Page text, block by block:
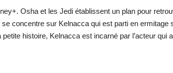
Osha et les Jedi établissent un plan pour
concentre sur Kelnacca qui est parti en ermitage
petite histoire, Kelnacca est incarné par l’acteur qui